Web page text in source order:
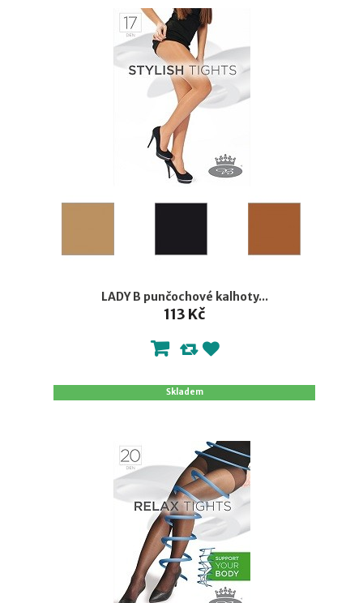
LADY B punčochové kalhoty...
113 Kč
Skladem